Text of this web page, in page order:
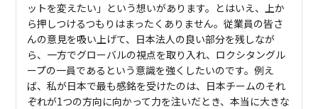
ットを変えたい」という想いがあります。とはいえ、上か
ら押しつけるつもりはまったくありません。従業員の皆さ
んの意見を吸い上げて、日本法人の良い部分を残しなが
ら、一方でグローバルの視点を取り入れ、ロクシタングル
ープの一員であるという意識を強くしたいのです。例え
ば、私が日本で最も感銘を受けたのは、日本チームのそれ
ぞれが1つの方向に向かって力を注いだとき、本当に大きな